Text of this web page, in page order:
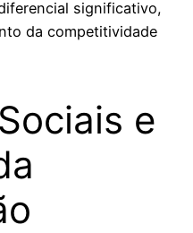
significativo,
da competitividade
e